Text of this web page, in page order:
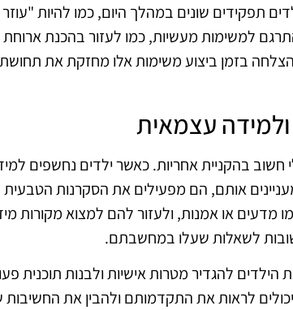
תפקידים שונים במהלך היום, כמו להיות
למשימות מעשיות, כמו לעזור בהכנת
בזמן ביצוע משימות אלו מחזקת את
ולמידה עצמאית
חשוב בהקניית אחריות. כאשר ילדים נחשפים
אותם, הם מפעילים את הסקרנות
מדעים או אמנות, ולעזור להם למצוא מקורות
לשאלות שעלו במחשבתם.
הילדים להגדיר מטרות אישיות ולבנות תוכנית
לראות את התקדמותם ולהבין את החשיבות